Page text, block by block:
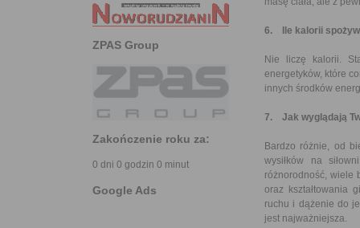
ZPAS Group
Zakończenie roku za:
0 dni 0 godzin 0 minut
Google Ads
6. Ile kalorii
Nie liczę kalorii.
energetyków, które
innych środków
7. Jak wyglądają
Bardzo różnie, od
wysiłków na
różnorodność, wiele
oraz kształtowania
ruchu i dążenie do
jest najważniejsza.